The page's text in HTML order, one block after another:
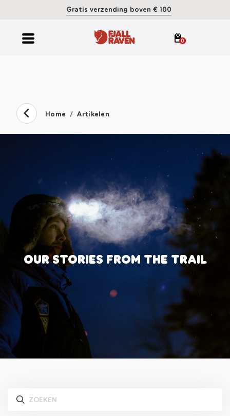
Gratis verzending boven € 100
0
Home Artikelen
OUR STORIES FROM THE TRAIL